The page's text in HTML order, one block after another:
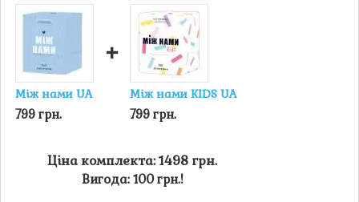
Між нами UA
799 грн.
+
Між нами KIDS UA
799 грн.
Ціна комплекта: 1498 грн.
Вигода: 100 грн.!